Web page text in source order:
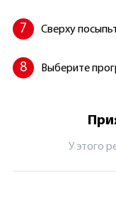
Сверху
Выберите
У этого